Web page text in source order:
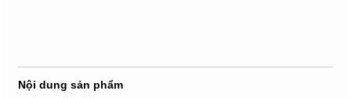
Nội dung sản phẩm